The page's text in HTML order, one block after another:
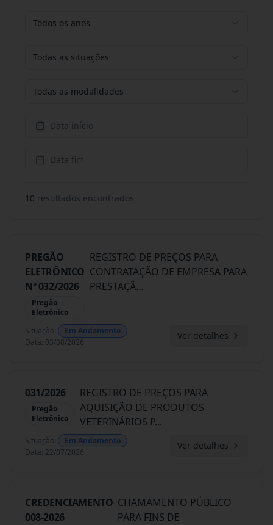
Todos os anos
Todas as situações
Todas as modalidades
Data início
Data fim
10 resultados encontrados
PREGÃO
ELETRÔNICO
Nº 032/2026
Pregão
Eletrônico
REGISTRO DE PREÇOS PARA
CONTRATAÇÃO DE EMPRESA PARA
PRESTAÇÃ...
Situação:
Em Andamento
Data: 03/08/2026
Ver detalhes
031/2026
Pregão
Eletrônico
REGISTRO DE PREÇOS PARA
AQUISIÇÃO DE PRODUTOS
VETERINÁRIOS P...
Situação:
Em Andamento
Data: 22/07/2026
Ver detalhes
CREDENCIAMENTO
008-2026
CHAMAMENTO PÚBLICO
PARA FINS DE